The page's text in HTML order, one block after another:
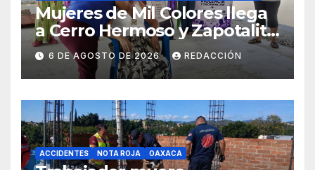
Mujeres de Mil Colores llega
a Cerro Hermoso y Zapotalito
para fortalecer redes de
apoyo y prevenir violencias
6 DE AGOSTO DE 2026 REDACCIÓN
ACCIDENTES NOTA ROJA OAXACA